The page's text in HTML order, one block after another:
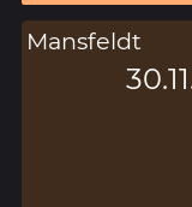
Mansfeldt